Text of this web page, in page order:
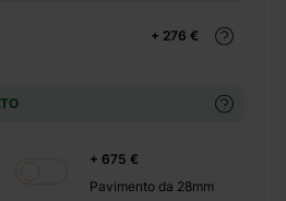
+ 276 €
+ 675 €
Pavimento da 28mm